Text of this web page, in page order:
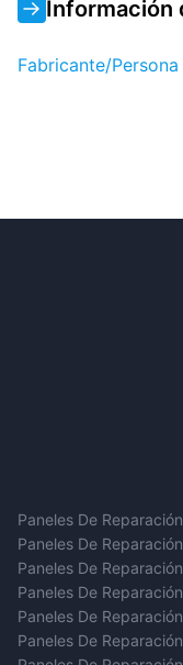
Información
Fabricante/
Paneles De
Paneles De
Paneles De
Paneles De
Paneles De
Paneles De